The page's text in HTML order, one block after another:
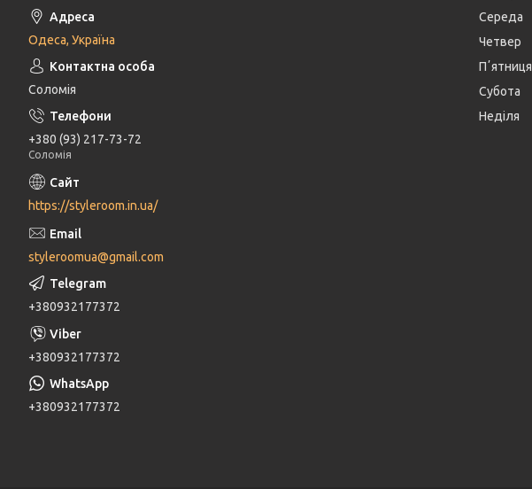
Одеса, Україна
Соломія
+380 (93) 217-73-72
Соломія
https://styleroom.in.ua/
styleroomua@gmail.com
+380932177372
+380932177372
+380932177372
Середа
Четвер
Пʼятниця
Субота
Неділя